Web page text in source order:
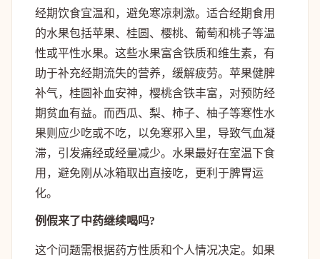
经期饮食宜温和，避免寒凉刺激。适合经期食用
的水果包括苹果、桂圆、樱桃、葡萄和桃子等温
性或平性水果。这些水果富含铁质和维生素，有
助于补充经期流失的营养，缓解疲劳。苹果健脾
补气，桂圆补血安神，樱桃含铁丰富，对预防经
期贫血有益。而西瓜、梨、柿子、柚子等寒性水
果则应少吃或不吃，以免寒邪入里，导致气血凝
滞，引发痛经或经量减少。水果最好在室温下食
用，避免刚从冰箱取出直接吃，更利于脾胃运
化。
例假来了中药继续喝吗?
这个问题需根据药方性质和个人情况决定。如果